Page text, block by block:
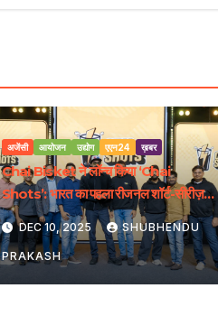
अजेंसी आयोजन उद्योग एएन24 ख़बर
Chai Bisket ने लॉन्च किया ‘Chai
Shots’: भारत का पहला रीजनल शॉर्ट-सीरीज़
OTT प्लेटफॉर्म, क्रिएटर्स के लिए 20 करोड़ का
फंड घोषित
DEC 10, 2025 SHUBHENDU
PRAKASH